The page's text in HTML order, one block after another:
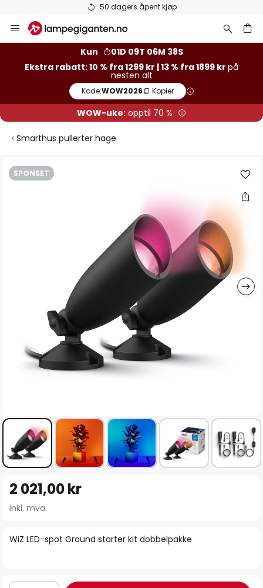
50 dagers åpent kjøp
Hopp
til
Kun
01D 09T 06M 38S
Ekstra rabatt: 10 % fra 1299 kr | 13 % fra 1899 kr på
nesten alt
Kode:WOW2026 Kopier
WOW-uke: opptil 70 %
Smarthus pullerter hage
SPONSET
Gå
til
begynnelsen
bildegalleri
WiZ LED-spot Ground starter kit dobbelpakke
2 021,00 kr
inkl. mva.